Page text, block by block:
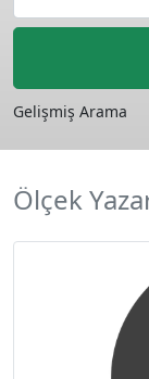
Gelişmiş Arama
Ölçek